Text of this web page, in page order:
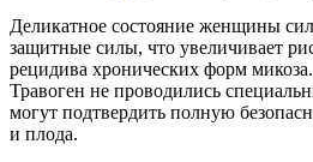
Деликатное состояние женщины
защитные силы, что увеличивает
рецидива хронических форм
Травоген не проводились
могут подтвердить полную
и плода.